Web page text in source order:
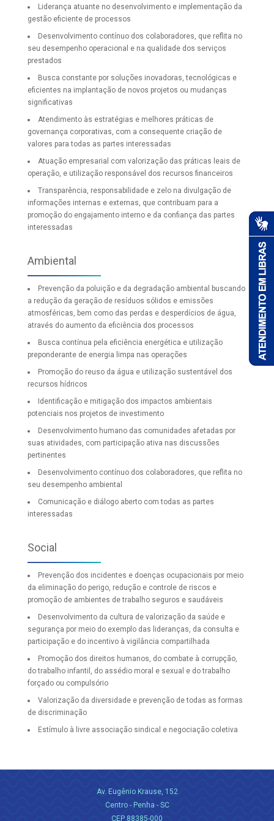
Liderança atuante no desenvolvimento e implementação da
gestão eficiente de processos
Desenvolvimento contínuo dos colaboradores, que reflita no
seu desempenho operacional e na qualidade dos serviços
prestados
Busca constante por soluções inovadoras, tecnológicas e
eficientes na implantação de novos projetos ou mudanças
significativas
Atendimento às estratégias e melhores práticas de
governança corporativas, com a consequente criação de
valores para todas as partes interessadas
Atuação empresarial com valorização das práticas leais de
operação, e utilização responsável dos recursos financeiros
Transparência, responsabilidade e zelo na divulgação de
informações internas e externas, que contribuam para a
promoção do engajamento interno e da confiança das partes
interessadas
Ambiental
Prevenção da poluição e da degradação ambiental buscando
a redução da geração de resíduos sólidos e emissões
atmosféricas, bem como das perdas e desperdícios de água,
através do aumento da eficiência dos processos
Busca contínua pela eficiência energética e utilização
preponderante de energia limpa nas operações
Promoção do reuso da água e utilização sustentável dos
recursos hídricos
Identificação e mitigação dos impactos ambientais
potenciais nos projetos de investimento
Desenvolvimento humano das comunidades afetadas por
suas atividades, com participação ativa nas discussões
pertinentes
Desenvolvimento contínuo dos colaboradores, que reflita no
seu desempenho ambiental
Comunicação e diálogo aberto com todas as partes
interessadas
Social
Prevenção dos incidentes e doenças ocupacionais por meio
da eliminação do perigo, redução e controle de riscos e
promoção de ambientes de trabalho seguros e saudáveis
Desenvolvimento da cultura de valorização da saúde e
segurança por meio do exemplo das lideranças, da consulta e
participação e do incentivo à vigilância compartilhada
Promoção dos direitos humanos, do combate à corrupção,
do trabalho infantil, do assédio moral e sexual e do trabalho
forçado ou compulsório
Valorização da diversidade e prevenção de todas as formas
de discriminação
Estímulo à livre associação sindical e negociação coletiva
Av. Eugênio Krause, 152
Centro - Penha - SC
CEP 88385-000